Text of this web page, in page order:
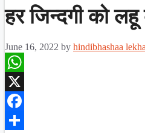
हर जिन्दगी को
June 16, 2022 by hindibhashaa
WhatsApp
X
Facebook